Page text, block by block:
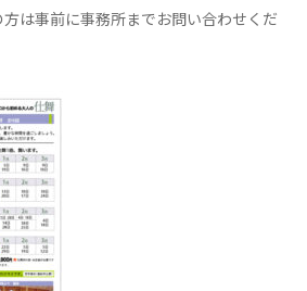
は事前に事務所までお問い合わせくだ